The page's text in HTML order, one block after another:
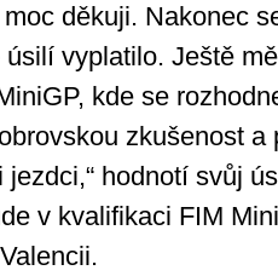
děkuji. Nakonec
vyplatilo. Ještě
kde se
zkušenost a
hodnotí svůj
v kvalifikaci FIM